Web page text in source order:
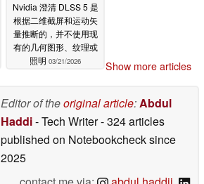
Nvidia 澄清 DLSS 5 是
根据二维截屏和运动矢
量推断的，并不使用现
有的几何图形、纹理或
照明 03/21/2026 Show more articles
Editor of theoriginal article:Abdul
Haddi- Tech Writer- 324 articles
published on Notebookchecksince
2025